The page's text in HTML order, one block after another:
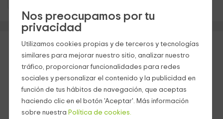
Nos preocupamos por tu
privacidad
Utilizamos cookies propias y de terceros y tecnologías
similares para mejorar nuestro sitio, analizar nuestro
tráfico, proporcionar funcionalidades para redes
sociales y personalizar el contenido y la publicidad en
función de tus hábitos de navegación, que aceptas
haciendo clic en el botón 'Aceptar'. Más información
sobre nuestra Política de cookies.